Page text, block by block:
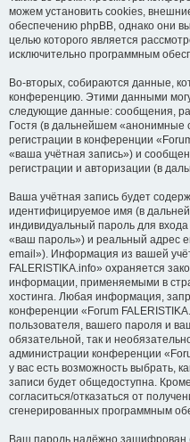
можем установить cookies,
обеспечению phpBB, однако они
целью которого является
исключительно программным
Во-вторых, собираются данные,
конференцию. Этими данными
следующие данные: сообщения,
Гостя (в дальнейшем
регистрации в конференции
«ваша учётная запись») и
регистрации и авторизации (в
Ваша учётная запись будет
идентифицируемое имя (в
индивидуальный пароль для
«ваш пароль») и реальный адрес
email»). Информация из вашей
FALERISTIKA.info» охраняется
информации, применяемыми в
хостинга. Любая информация,
конференции «Forum
пользователя, вашего пароля и
обязательной, так и
администрации конференции
у вас есть возможность выбрать,
записи будет общедоступна.
согласиться/отказаться от
сгенерированных программным
Ваш пароль надёжно зашифрован